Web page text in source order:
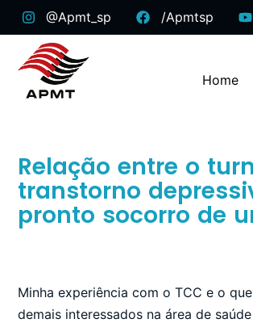
@apmt_sp /apmtsp
Home
Relação entre o
transtorno
pronto socorro de
Minha experiência com o TCC e o
demais interessados na área de